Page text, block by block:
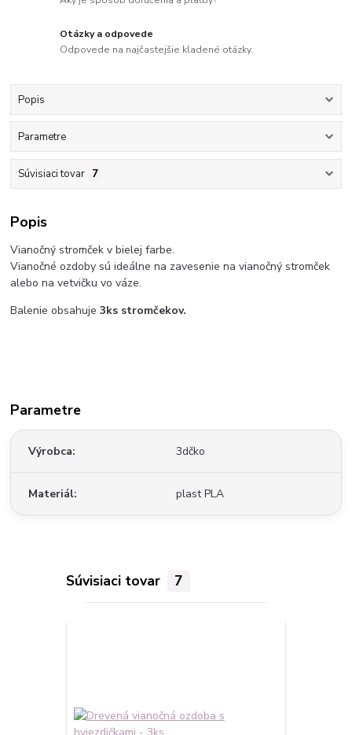
Otázky a odpovede
Odpovede na najčastejšie kladené otázky.
Popis
Parametre
Súvisiaci tovar 7
Popis
Vianočný stromček v bielej farbe.
Vianočné ozdoby sú ideálne na zavesenie na vianočný stromček
alebo na vetvičku vo váze.
Balenie obsahuje3ks stromčekov.
Parametre
Výrobca 3dčko
Materiál plast PLA
Súvisiaci tovar 7